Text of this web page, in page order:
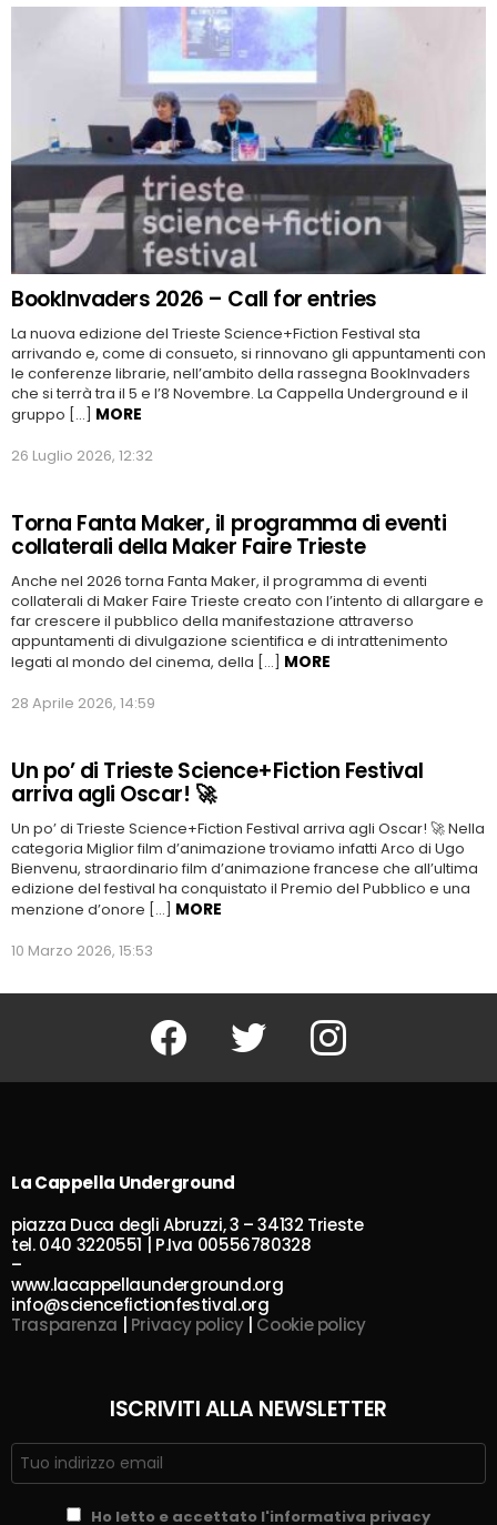
BookInvaders 2026 – Call for entries
La nuova edizione del Trieste Science+Fiction Festival sta
arrivando e, come di consueto, si rinnovano gli appuntamenti con
le conferenze librarie, nell’ambito della rassegna BookInvaders
che si terrà tra il 5 e l’8 Novembre. La Cappella Underground e il
gruppo […] MORE
26 Luglio 2026, 12:32
Torna Fanta Maker, il programma di eventi
collaterali della Maker Faire Trieste
Anche nel 2026 torna Fanta Maker, il programma di eventi
collaterali di Maker Faire Trieste creato con l’intento di allargare e
far crescere il pubblico della manifestazione attraverso
appuntamenti di divulgazione scientifica e di intrattenimento
legati al mondo del cinema, della […] MORE
28 Aprile 2026, 14:59
Un po’ di Trieste Science+Fiction Festival
arriva agli Oscar! 🚀
Un po’ di Trieste Science+Fiction Festival arriva agli Oscar! 🚀 Nella
categoria Miglior film d’animazione troviamo infatti Arco di Ugo
Bienvenu, straordinario film d’animazione francese che all’ultima
edizione del festival ha conquistato il Premio del Pubblico e una
menzione d’onore […] MORE
10 Marzo 2026, 15:53
Facebook Twitter Instagram
La Cappella Underground
piazza Duca degli Abruzzi, 3 – 34132 Trieste
tel. 040 3220551 | P.Iva 00556780328
–
www.lacappellaunderground.org
info@sciencefictionfestival.org
Trasparenza
Privacy policy| Cookie policy
ISCRIVITI ALLA NEWSLETTER
Ho letto e accettato l'informativa privacy